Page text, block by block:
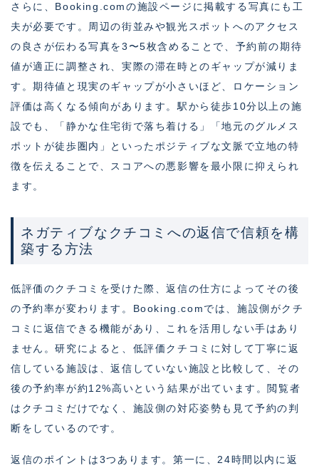
さらに、Booking.comの施設ページに掲載する写真にも工
夫が必要です。周辺の街並みや観光スポットへのアクセス
の良さが伝わる写真を3〜5枚含めることで、予約前の期待
値が適正に調整され、実際の滞在時とのギャップが減りま
す。期待値と現実のギャップが小さいほど、ロケーション
評価は高くなる傾向があります。駅から徒歩10分以上の施
設でも、「静かな住宅街で落ち着ける」「地元のグルメス
ポットが徒歩圏内」といったポジティブな文脈で立地の特
徴を伝えることで、スコアへの悪影響を最小限に抑えられ
ます。
ネガティブなクチコミへの返信で信頼を構
築する方法
低評価のクチコミを受けた際、返信の仕方によってその後
の予約率が変わります。Booking.comでは、施設側がクチ
コミに返信できる機能があり、これを活用しない手はあり
ません。研究によると、低評価クチコミに対して丁寧に返
信している施設は、返信していない施設と比較して、その
後の予約率が約12%高いという結果が出ています。閲覧者
はクチコミだけでなく、施設側の対応姿勢も見て予約の判
断をしているのです。
返信のポイントは3つあります。第一に、24時間以内に返